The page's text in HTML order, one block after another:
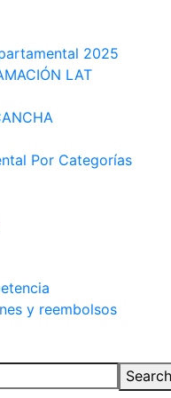
2025
LAT
Por Categorías
y reembolsos